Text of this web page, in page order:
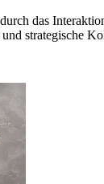
das
strategische